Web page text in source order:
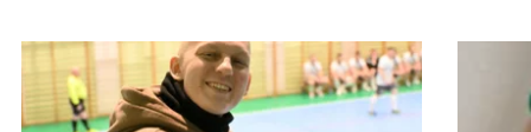
Ta sekcja zawiera treści przewijane w poziomie. Użyj